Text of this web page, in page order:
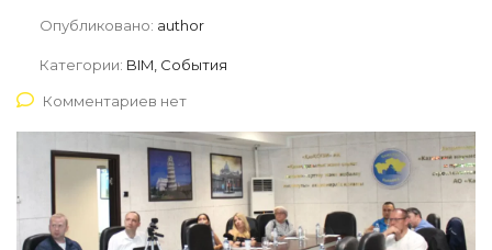
Опубликовано: author
Категории: BIM, События
Комментариев нет